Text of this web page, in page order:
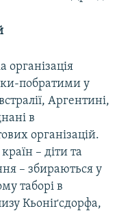
організація
побратими у
Аргентині,
в
організацій.
– діти та
– збираються у
таборі в
Кьоніґсдорфа,